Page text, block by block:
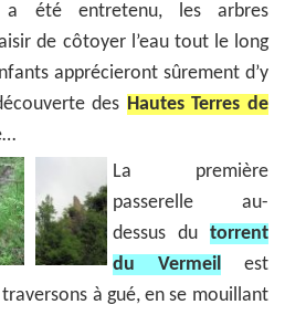
été entretenu, les arbres
de côtoyer l’eau tout le long
apprécieront sûrement d’y
des Hautes Terres de
La première
passerelle au-
dessus du torrent
du Vermeil est
à gué, en se mouillant